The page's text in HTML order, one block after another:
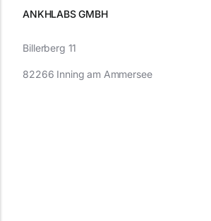
ANKHLABS GMBH
Billerberg 11
82266 Inning am Ammersee